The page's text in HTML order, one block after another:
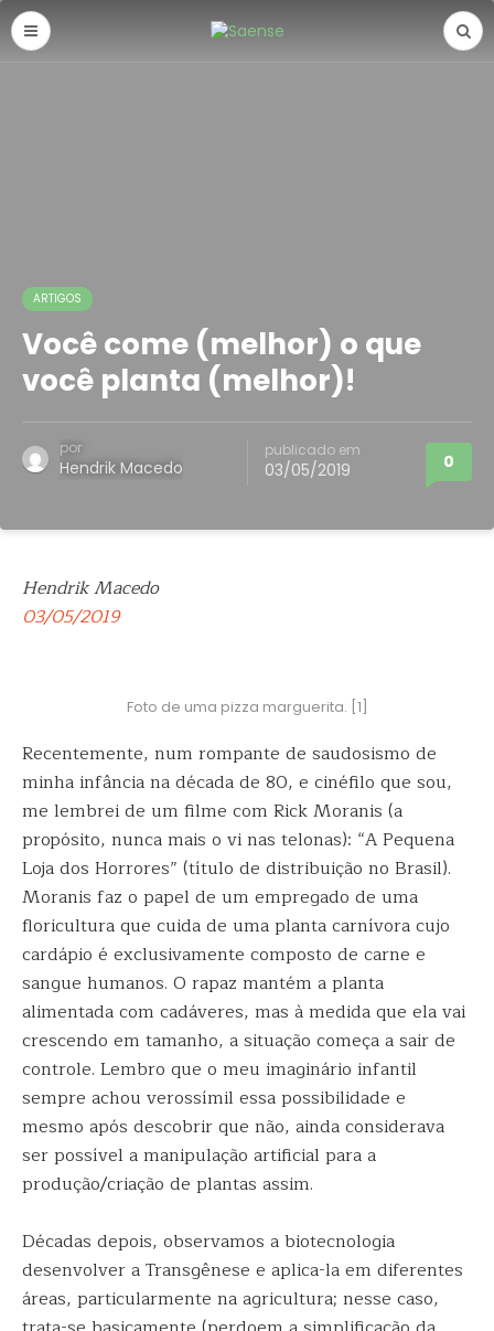
ARTIGOS
Você come (melhor) o que
você planta (melhor)!
por
Hendrik Macedo
publicado em
03/05/2019 0
Hendrik Macedo
03/05/2019
Foto de uma pizza marguerita. [1]
Recentemente, num rompante de saudosismo de
minha infância na década de 80, e cinéfilo que sou,
me lembrei de um filme com Rick Moranis (a
propósito, nunca mais o vi nas telonas): “A Pequena
Loja dos Horrores” (título de distribuição no Brasil).
Moranis faz o papel de um empregado de uma
floricultura que cuida de uma planta carnívora cujo
cardápio é exclusivamente composto de carne e
sangue humanos. O rapaz mantém a planta
alimentada com cadáveres, mas à medida que ela vai
crescendo em tamanho, a situação começa a sair de
controle. Lembro que o meu imaginário infantil
sempre achou verossímil essa possibilidade e
mesmo após descobrir que não, ainda considerava
ser possível a manipulação artificial para a
produção/criação de plantas assim.
Décadas depois, observamos a biotecnologia
desenvolver a Transgênese e aplica-la em diferentes
áreas, particularmente na agricultura; nesse caso,